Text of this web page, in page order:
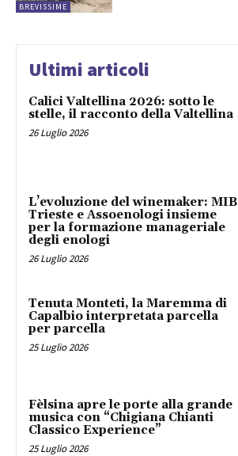
BREVISSIME
Ultimi articoli
Calici Valtellina 2026: sotto le
stelle, il racconto della Valtellina
26 Luglio 2026
L’evoluzione del winemaker: MIB
Trieste e Assoenologi insieme
per la formazione manageriale
degli enologi
26 Luglio 2026
Tenuta Monteti, la Maremma di
Capalbio interpretata parcella
per parcella
25 Luglio 2026
Fèlsina apre le porte alla grande
musica con “Chigiana Chianti
Classico Experience”
25 Luglio 2026